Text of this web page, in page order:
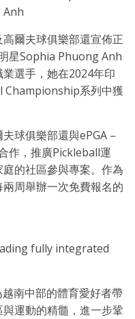
爾夫球俱樂部還宣佈正
星Sophia Phuong Anh
選手，她在2024年印
Championship系列中獲
球俱樂部還與ePGA –
作，推廣Pickleball運
的社區參與專案。作為
周舉辦一次免費報名的
fully integrated
南中部的體育愛好者帶
運動的精髓，進一步鞏